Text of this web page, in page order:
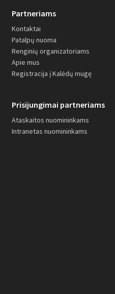
Partneriams
Kontaktai
Patalpų nuoma
Renginių organizatoriams
Apie mus
Registracija į Kalėdų mugę
Prisijungimai partneriams
Ataskaitos nuomininkams
Intranetas nuomininkams